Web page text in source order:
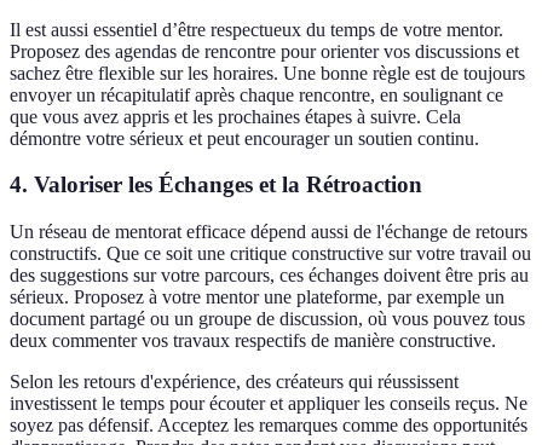
Il est aussi essentiel d’être respectueux du temps de votre mentor.
Proposez des agendas de rencontre pour orienter vos discussions et
sachez être flexible sur les horaires. Une bonne règle est de toujours
envoyer un récapitulatif après chaque rencontre, en soulignant ce
que vous avez appris et les prochaines étapes à suivre. Cela
démontre votre sérieux et peut encourager un soutien continu.
4. Valoriser les Échanges et la Rétroaction
Un réseau de mentorat efficace dépend aussi de l'échange de retours
constructifs. Que ce soit une critique constructive sur votre travail ou
des suggestions sur votre parcours, ces échanges doivent être pris au
sérieux. Proposez à votre mentor une plateforme, par exemple un
document partagé ou un groupe de discussion, où vous pouvez tous
deux commenter vos travaux respectifs de manière constructive.
Selon les retours d'expérience, des créateurs qui réussissent
investissent le temps pour écouter et appliquer les conseils reçus. Ne
soyez pas défensif. Acceptez les remarques comme des opportunités